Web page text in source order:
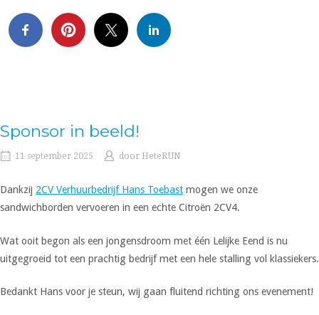
Sponsor in beeld!
11 september 2025 door HeteRUN
Dankzij 2CV Verhuurbedrijf Hans Toebast mogen we onze
sandwichborden vervoeren in een echte Citroën 2CV4.
Wat ooit begon als een jongensdroom met één Lelijke Eend is nu
uitgegroeid tot een prachtig bedrijf met een hele stalling vol klassiekers.
Bedankt Hans voor je steun, wij gaan fluitend richting ons evenement!